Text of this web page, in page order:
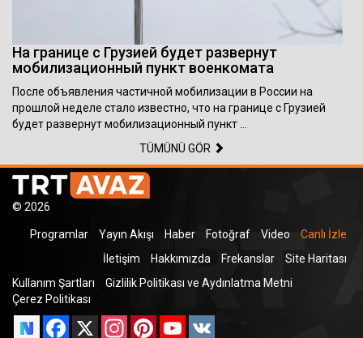
На границе с Грузией будет развернут
мобилизационный пункт военкомата
После объявления частичной мобилизации в России на
прошлой неделе стало известно, что на границе с Грузией
будет развернут мобилизационный пункт …
TÜMÜNÜ GÖR
© 2026
Programlar Yayın Akışı Haber Fotoğraf Video
Canlı İzle
İletişim
Hakkımızda Frekanslar
Site Haritası
Kullanım Şartları
Gizlilik Politikası ve Aydınlatma Metni
Çerez Politikası
Facebook
X InstagramPinterestYouTube